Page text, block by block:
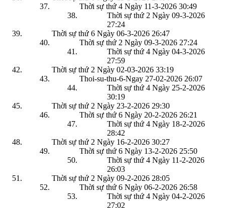
Thời sự thứ 4 Ngày 11-3-2026 30:49
Thời sự thứ 2 Ngày 09-3-2026
27:24
Thời sự thứ 6 Ngày 06-3-2026 26:47
Thời sự thứ 2 Ngày 09-3-2026 27:24
Thời sự thứ 4 Ngày 04-3-2026
27:59
Thời sự thứ 2 Ngày 02-03-2026 33:19
Thoi-su-thu-6-Ngay 27-02-2026 26:07
Thời sự thứ 4 Ngày 25-2-2026
30:19
Thời sự thứ 2 Ngày 23-2-2026 29:30
Thời sự thứ 6 Ngày 20-2-2026 26:21
Thời sự thứ 4 Ngày 18-2-2026
28:42
Thời sự thứ 2 Ngày 16-2-2026 30:27
Thời sự thứ 6 Ngày 13-2-2026 25:50
Thời sự thứ 4 Ngày 11-2-2026
26:03
Thời sự thứ 2 Ngày 09-2-2026 28:05
Thời sự thứ 6 Ngày 06-2-2026 26:58
Thời sự thứ 4 Ngày 04-2-2026
27:02